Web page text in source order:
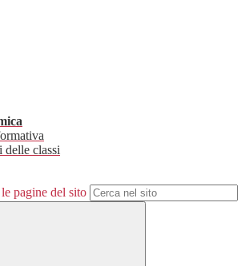
delle classi
pagine del sito